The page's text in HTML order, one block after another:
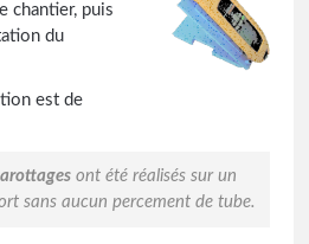
chantier, puis
du
est de
ont été réalisés sur un
sans aucun percement de tube.